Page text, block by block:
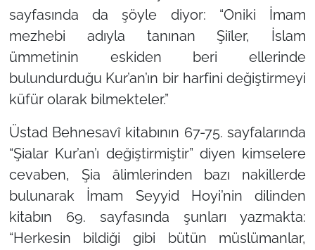
sayfasında da şöyle diyor: “Oniki İmam
mezhebi adıyla tanınan Şiîler, İslam
ümmetinin eskiden beri ellerinde
bulundurduğu Kur’an’ın bir harfini değiştirmeyi
küfür olarak bilmekteler.”
Üstad Behnesavî kitabının 67-75. sayfalarında
“Şialar Kur’an’ı değiştirmiştir” diyen kimselere
cevaben, Şia âlimlerinden bazı nakillerde
bulunarak İmam Seyyid Hoyi’nin dilinden
kitabın 69. sayfasında şunları yazmakta:
“Herkesin bildiği gibi bütün müslümanlar,